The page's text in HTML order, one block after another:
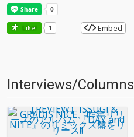
Like! 1 Embed
Interviews/Columns